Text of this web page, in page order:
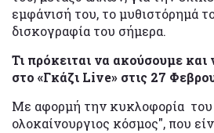
εμφάνισή του, το μυθιστόρημά
δισκογραφία του σήμερα.
Τι πρόκειται να ακούσουμε
στο «Γκάζι Live» στις 27
Με αφορμή την κυκλοφορία του
ολοκαίνουργιος κόσμος", που